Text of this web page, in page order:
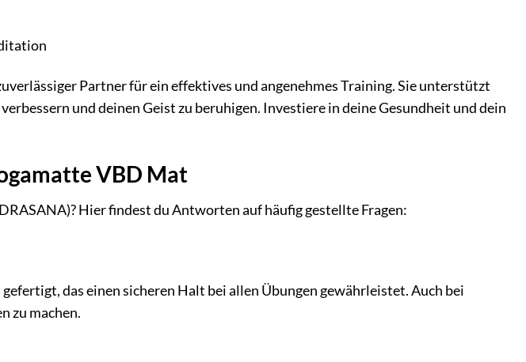
Partner für ein effektives und angenehmes Training. Sie unterstützt
und deinen Geist zu beruhigen. Investiere in deine Gesundheit und dein
VBD Mat
Hier findest du Antworten auf häufig gestellte Fragen:
das einen sicheren Halt bei allen Übungen gewährleistet. Auch bei
zu machen.